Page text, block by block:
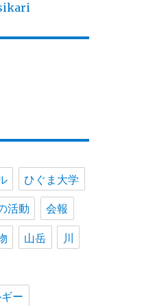
ひぐま大学
活動
会報
山岳
川
ー